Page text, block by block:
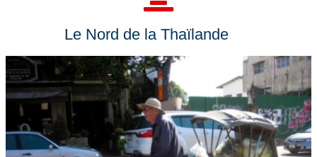
Divers
Le Nord de la Thaïlande